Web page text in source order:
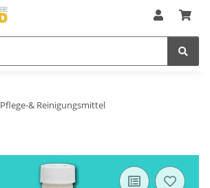
Pflege-& Reinigungsmittel